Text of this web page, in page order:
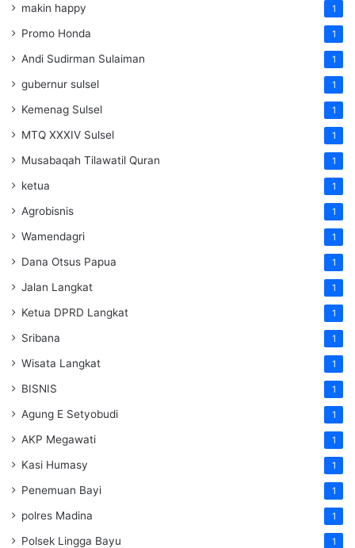
makin happy 1
Promo Honda 1
Andi Sudirman Sulaiman 1
gubernur sulsel 1
Kemenag Sulsel 1
MTQ XXXIV Sulsel 1
Musabaqah Tilawatil Quran 1
ketua 1
Agrobisnis 1
Wamendagri 1
Dana Otsus Papua 1
Jalan Langkat 1
Ketua DPRD Langkat 1
Sribana 1
Wisata Langkat 1
BISNIS 1
Agung E Setyobudi 1
AKP Megawati 1
Kasi Humasy 1
Penemuan Bayi 1
polres Madina 1
Polsek Lingga Bayu 1